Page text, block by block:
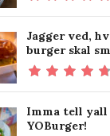
Jagger ved,
burger skal
Imma tell
YOBurger!